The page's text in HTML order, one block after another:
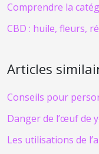
Comprendre la
CBD : huile, fleurs,
Articles
Conseils pour
Danger de l’œuf de
Les utilisations de